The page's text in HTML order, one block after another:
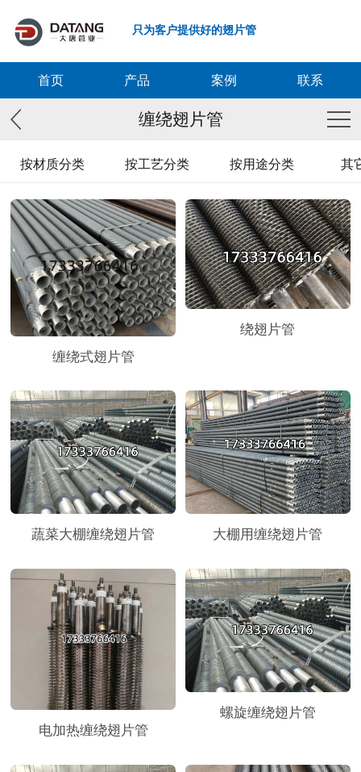
只为客户提供好的翅片管
首页 产品 案例 联系
缠绕翅片管
按材质分类 按工艺分类 按用途分类 其
缠绕式翅片管
绕翅片管
蔬菜大棚缠绕翅片管 大棚用缠绕翅片管
电加热缠绕翅片管
螺旋缠绕翅片管